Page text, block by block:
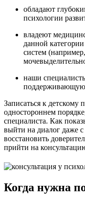
обладают
психологии
владеют
данной
систем
наши
Записаться к детскому
одностороннем
специалиста. Как
выйти на диалог даже
восстановить
прийти на
Когда нужна